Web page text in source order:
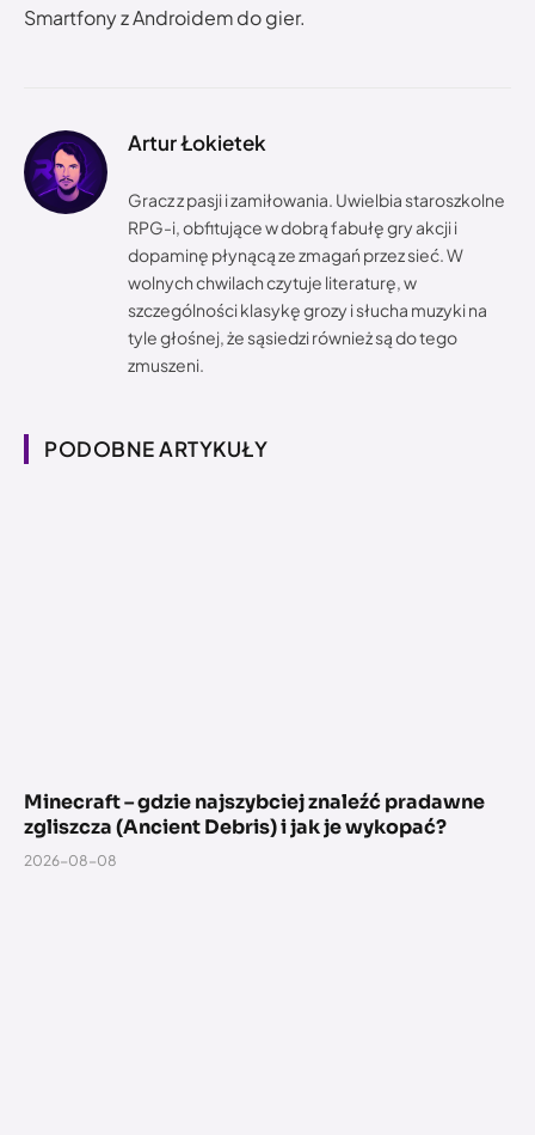
Smartfony z Androidem do gier.
Artur Łokietek
Gracz z pasji i zamiłowania. Uwielbia staroszkolne
RPG-i, obfitujące w dobrą fabułę gry akcji i
dopaminę płynącą ze zmagań przez sieć. W
wolnych chwilach czytuje literaturę, w
szczególności klasykę grozy i słucha muzyki na
tyle głośnej, że sąsiedzi również są do tego
zmuszeni.
PODOBNE ARTYKUŁY
Minecraft – gdzie najszybciej znaleźć pradawne
zgliszcza (Ancient Debris) i jak je wykopać?
2026-08-08